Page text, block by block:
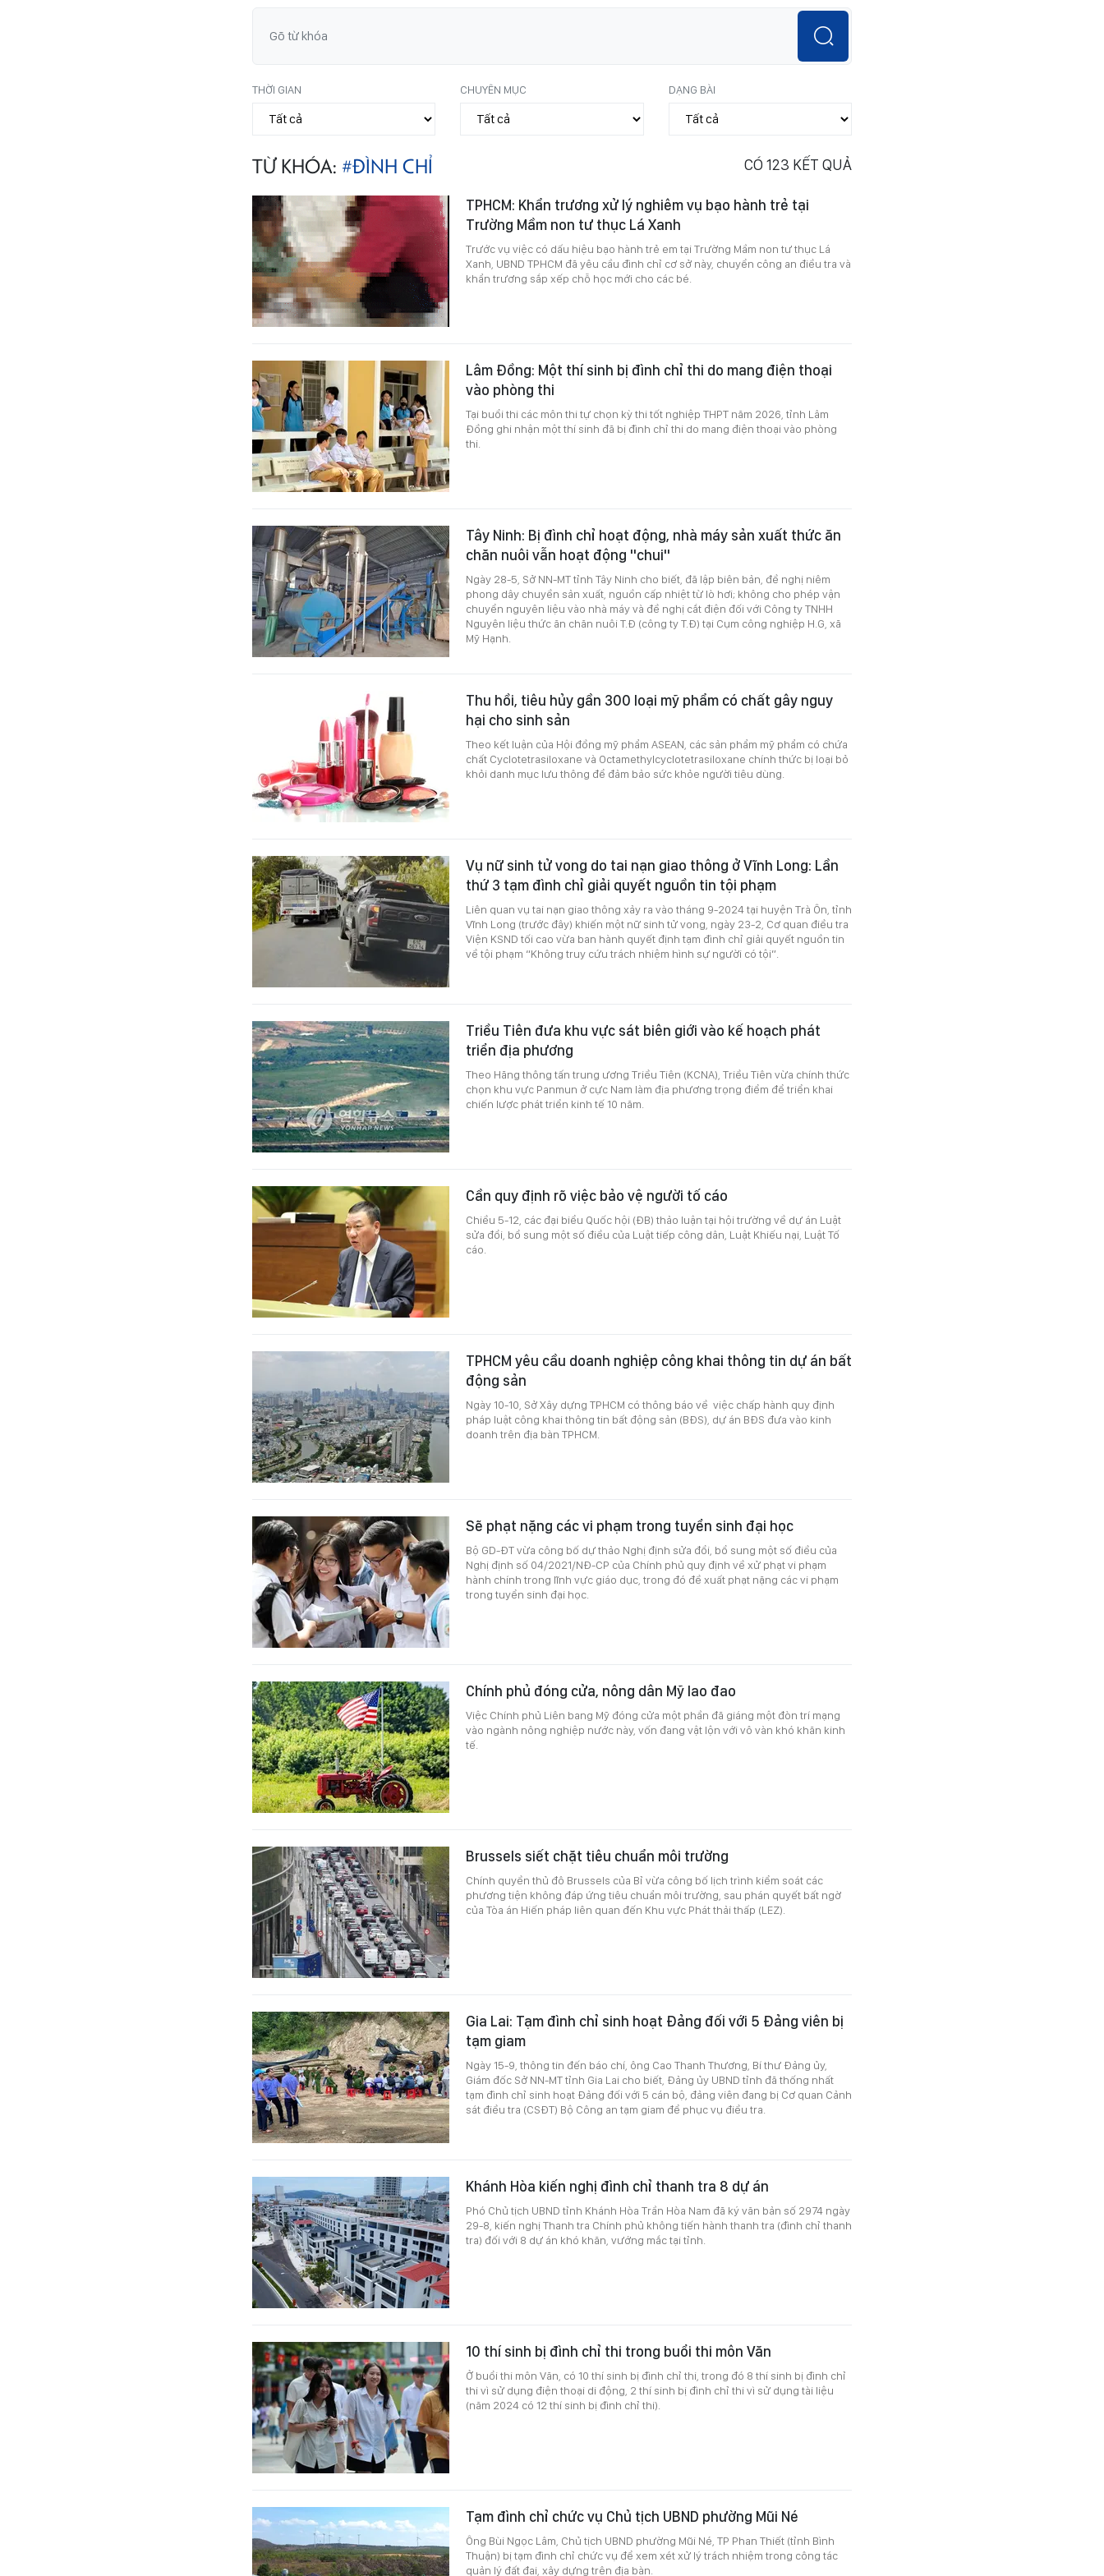
THỜI GIAN CHUYÊN MỤC DẠNG BÀI
TỪ KHÓA: #ĐÌNH CHỈ CÓ 123 KẾT QUẢ
TPHCM: Khẩn trương xử lý nghiêm vụ bạo hành trẻ tại
Trường Mầm non tư thục Lá Xanh
Trước vụ việc có dấu hiệu bạo hành trẻ em tại Trường Mầm non tư thục Lá
Xanh, UBND TPHCM đã yêu cầu đình chỉ cơ sở này, chuyển công an điều tra và
khẩn trương sắp xếp chỗ học mới cho các bé.
Lâm Đồng: Một thí sinh bị đình chỉ thi do mang điện thoại
vào phòng thi
Tại buổi thi các môn thi tự chọn kỳ thi tốt nghiệp THPT năm 2026, tỉnh Lâm
Đồng ghi nhận một thí sinh đã bị đình chỉ thi do mang điện thoại vào phòng
thi.
Tây Ninh: Bị đình chỉ hoạt động, nhà máy sản xuất thức ăn
chăn nuôi vẫn hoạt động "chui"
Ngày 28-5, Sở NN-MT tỉnh Tây Ninh cho biết, đã lập biên bản, đề nghị niêm
phong dây chuyền sản xuất, nguồn cấp nhiệt từ lò hơi; không cho phép vận
chuyển nguyên liệu vào nhà máy và đề nghị cắt điện đối với Công ty TNHH
Nguyên liệu thức ăn chăn nuôi T.Đ (công ty T.Đ) tại Cụm công nghiệp H.G, xã
Mỹ Hạnh.
Thu hồi, tiêu hủy gần 300 loại mỹ phẩm có chất gây nguy
hại cho sinh sản
Theo kết luận của Hội đồng mỹ phẩm ASEAN, các sản phẩm mỹ phẩm có chứa
chất Cyclotetrasiloxane và Octamethylcyclotetrasiloxane chính thức bị loại bỏ
khỏi danh mục lưu thông để đảm bảo sức khỏe người tiêu dùng.
Vụ nữ sinh tử vong do tai nạn giao thông ở Vĩnh Long: Lần
thứ 3 tạm đình chỉ giải quyết nguồn tin tội phạm
Liên quan vụ tai nạn giao thông xảy ra vào tháng 9-2024 tại huyện Trà Ôn, tỉnh
Vĩnh Long (trước đây) khiến một nữ sinh tử vong, ngày 23-2, Cơ quan điều tra
Viện KSND tối cao vừa ban hành quyết định tạm đình chỉ giải quyết nguồn tin
về tội phạm “Không truy cứu trách nhiệm hình sự người có tội”.
Triều Tiên đưa khu vực sát biên giới vào kế hoạch phát
triển địa phương
Theo Hãng thông tấn trung ương Triều Tiên (KCNA), Triều Tiên vừa chính thức
chọn khu vực Panmun ở cực Nam làm địa phương trọng điểm để triển khai
chiến lược phát triển kinh tế 10 năm.
Cần quy định rõ việc bảo vệ người tố cáo
Chiều 5-12, các đại biểu Quốc hội (ĐB) thảo luận tại hội trường về dự án Luật
sửa đổi, bổ sung một số điều của Luật tiếp công dân, Luật Khiếu nại, Luật Tố
cáo.
TPHCM yêu cầu doanh nghiệp công khai thông tin dự án bất
động sản
Ngày 10-10, Sở Xây dựng TPHCM có thông báo về việc chấp hành quy định
pháp luật công khai thông tin bất động sản (BĐS), dự án BĐS đưa vào kinh
doanh trên địa bàn TPHCM.
Sẽ phạt nặng các vi phạm trong tuyển sinh đại học
Bộ GD-ĐT vừa công bố dự thảo Nghị định sửa đổi, bổ sung một số điều của
Nghị định số 04/2021/NĐ-CP của Chính phủ quy định về xử phạt vi phạm
hành chính trong lĩnh vực giáo dục, trong đó đề xuất phạt nặng các vi phạm
trong tuyển sinh đại học.
Chính phủ đóng cửa, nông dân Mỹ lao đao
Việc Chính phủ Liên bang Mỹ đóng cửa một phần đã giáng một đòn trí mạng
vào ngành nông nghiệp nước này, vốn đang vật lộn với vô vàn khó khăn kinh
tế.
Brussels siết chặt tiêu chuẩn môi trường
Chính quyền thủ đô Brussels của Bỉ vừa công bố lịch trình kiểm soát các
phương tiện không đáp ứng tiêu chuẩn môi trường, sau phán quyết bất ngờ
của Tòa án Hiến pháp liên quan đến Khu vực Phát thải thấp (LEZ).
Gia Lai: Tạm đình chỉ sinh hoạt Đảng đối với 5 Đảng viên bị
tạm giam
Ngày 15-9, thông tin đến báo chí, ông Cao Thanh Thương, Bí thư Đảng ủy,
Giám đốc Sở NN-MT tỉnh Gia Lai cho biết, Đảng ủy UBND tỉnh đã thống nhất
tạm đình chỉ sinh hoạt Đảng đối với 5 cán bộ, đảng viên đang bị Cơ quan Cảnh
sát điều tra (CSĐT) Bộ Công an tạm giam để phục vụ điều tra.
Khánh Hòa kiến nghị đình chỉ thanh tra 8 dự án
Phó Chủ tịch UBND tỉnh Khánh Hòa Trần Hòa Nam đã ký văn bản số 2974 ngày
29-8, kiến nghị Thanh tra Chính phủ không tiến hành thanh tra (đình chỉ thanh
tra) đối với 8 dự án khó khăn, vướng mắc tại tỉnh.
10 thí sinh bị đình chỉ thi trong buổi thi môn Văn
Ở buổi thi môn Văn, có 10 thí sinh bị đình chỉ thi, trong đó 8 thí sinh bị đình chỉ
thi vì sử dụng điện thoại di động, 2 thí sinh bị đình chỉ thi vì sử dụng tài liệu
(năm 2024 có 12 thí sinh bị đình chỉ thi).
Tạm đình chỉ chức vụ Chủ tịch UBND phường Mũi Né
Ông Bùi Ngọc Lâm, Chủ tịch UBND phường Mũi Né, TP Phan Thiết (tỉnh Bình
Thuận) bị tạm đình chỉ chức vụ để xem xét xử lý trách nhiệm trong công tác
quản lý đất đai, xây dựng trên địa bàn.